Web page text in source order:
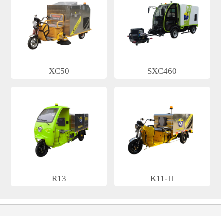
XC50 SXC460
R13 K11-II